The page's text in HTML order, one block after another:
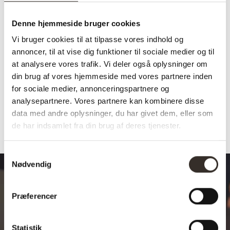
Denne hjemmeside bruger cookies
Vi bruger cookies til at tilpasse vores indhold og
annoncer, til at vise dig funktioner til sociale medier og til
at analysere vores trafik. Vi deler også oplysninger om
din brug af vores hjemmeside med vores partnere inden
for sociale medier, annonceringspartnere og
analysepartnere. Vores partnere kan kombinere disse
data med andre oplysninger, du har givet dem, eller som
de har indsamlet fra din brug af deres tjenester.
Samtykkevalg
Nødvendig
Præferencer
Statistik
Samle info: Samlet
Sælges i pakker á: 1 stk. (pris pr. 1 stk.)
Antal kolli: 1 kolli
Vejl. pris (DKK): 100
Design dit drømmebord